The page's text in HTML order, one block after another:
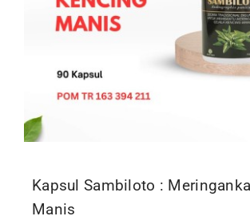
Kapsul Sambiloto :
Manis